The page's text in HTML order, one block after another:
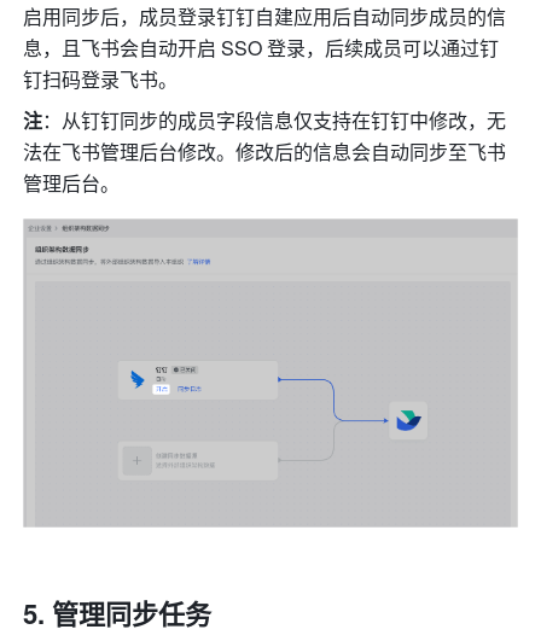
启用同步后，成员登录钉钉自建应用后自动同步成员的信
息，且飞书会自动开启 SSO 登录，后续成员可以通过钉
钉扫码登录飞书。
注：从钉钉同步的成员字段信息仅支持在钉钉中修改，无
法在飞书管理后台修改。修改后的信息会自动同步至飞书
管理后台。
管理同步任务